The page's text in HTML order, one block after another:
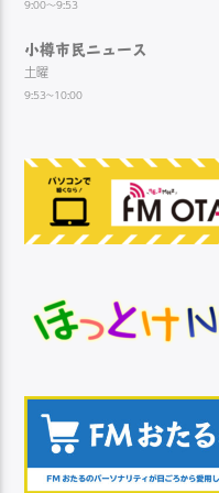
9:00～9:53
小樽市民ニュース
土曜
9:53~10:00